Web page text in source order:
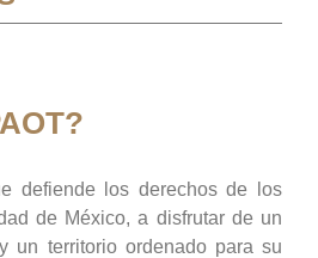
defiende los derechos de los
de México, a disfrutar de un
un territorio ordenado para su